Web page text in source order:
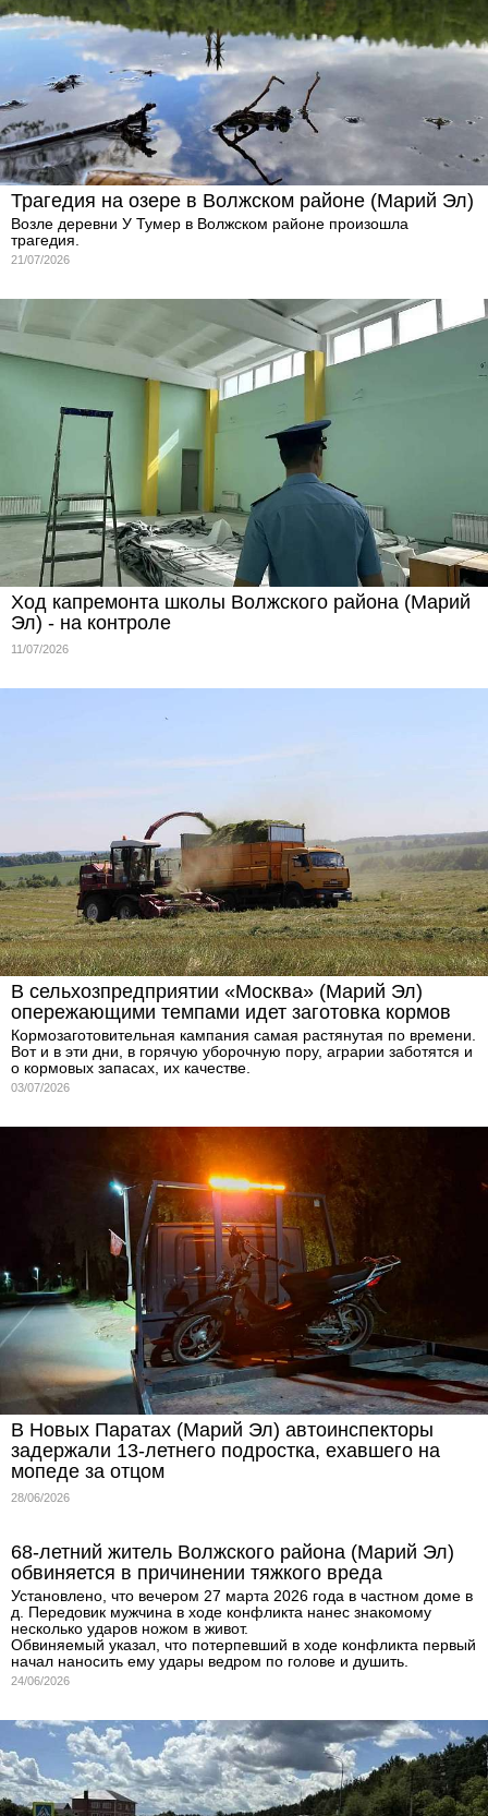
Трагедия на озере в Волжском районе (Марий Эл)
Возле деревни У Тумер в Волжском районе произошла
трагедия.
21/07/2026
Ход капремонта школы Волжского района (Марий
Эл) - на контроле
11/07/2026
В сельхозпредприятии «Москва» (Марий Эл)
опережающими темпами идет заготовка кормов
Кормозаготовительная кампания самая растянутая по времени.
Вот и в эти дни, в горячую уборочную пору, аграрии заботятся и
о кормовых запасах, их качестве.
03/07/2026
В Новых Паратах (Марий Эл) автоинспекторы
задержали 13-летнего подростка, ехавшего на
мопеде за отцом
28/06/2026
68-летний житель Волжского района (Марий Эл)
обвиняется в причинении тяжкого вреда
Установлено, что вечером 27 марта 2026 года в частном доме в
д. Передовик мужчина в ходе конфликта нанес знакомому
несколько ударов ножом в живот.
Обвиняемый указал, что потерпевший в ходе конфликта первый
начал наносить ему удары ведром по голове и душить.
24/06/2026